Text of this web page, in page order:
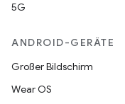
5G
ANDROID-GERÄTE
Großer Bildschirm
Wear OS